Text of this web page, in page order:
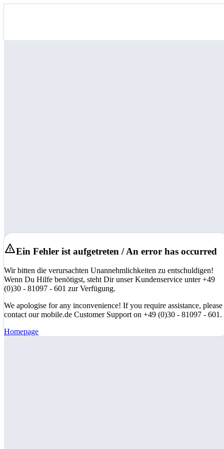
Ein Fehler ist aufgetreten / An error has occurred
Wir bitten die verursachten Unannehmlichkeiten zu entschuldigen!
Wenn Du Hilfe benötigst, steht Dir unser Kundenservice unter +49
(0)30 - 81097 - 601 zur Verfügung.
We apologise for any inconvenience! If you require assistance, please
contact our mobile.de Customer Support on +49 (0)30 - 81097 - 601.
Homepage